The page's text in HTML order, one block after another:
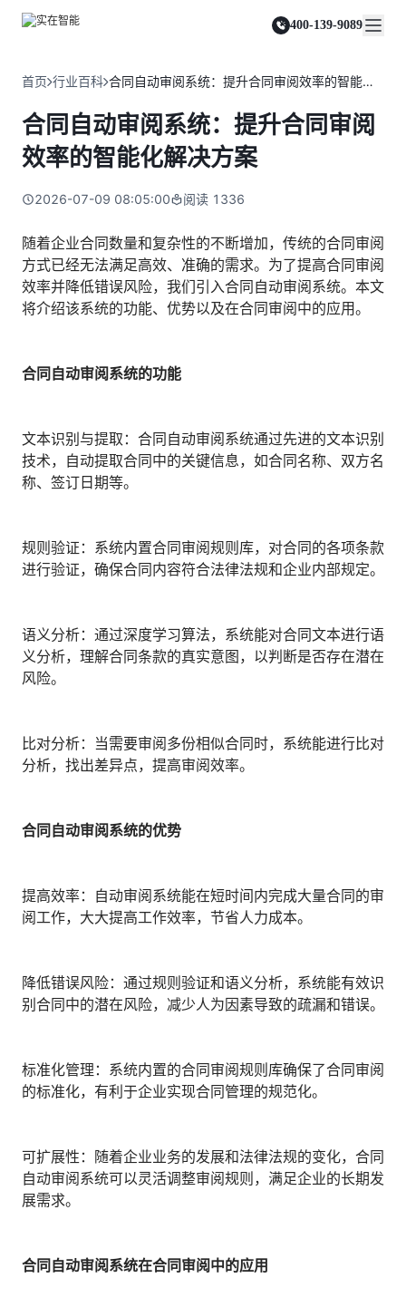
400-139-9089
人人都会用的智能体
智能文档审阅平台
实在 RPA 机器人
可靠的机器人终端
实在 RPA 控制器
强大的智能中枢
全面支持国产信创生态
实在取数宝
一键提数整合，洞察更高效
通信运营商
零售电商
跨境电商
能源及制造业
医药行业
更多行业客户
金融
运营商
客服坐席 | 自动跟单 | 系统运维 | 智能审核
店铺运营 | 私域运营 | 数据运营 | 仓储管理
统计税务 | 行政审批 | 基层减负 | 优化营商
烟草
资质审核 | 合同审核 | 一项一卷 | 智慧人力
司法
人才培养 | 智能教具 | 智能实训 | 课程共创
财务
智能票据 | 自动报税 | 自动存单 | 智能审计
资源与支持
智能体市场
合作伙伴
客户支持
关于实在
媒体报道
视频动态
加入我们
首页 行业百科 合同自动审阅系统：提升合同审阅效率的智能化解决方案
合同自动审阅系统：提升合同审阅
效率的智能化解决方案
2026-07-09 08:05:00 阅读 1336
随着企业合同数量和复杂性的不断增加，传统的合同审阅
方式已经无法满足高效、准确的需求。为了提高合同审阅
效率并降低错误风险，我们引入合同自动审阅系统。本文
将介绍该系统的功能、优势以及在合同审阅中的应用。
合同自动审阅系统的功能
文本识别与提取：合同自动审阅系统通过先进的文本识别
技术，自动提取合同中的关键信息，如合同名称、双方名
称、签订日期等。
规则验证：系统内置合同审阅规则库，对合同的各项条款
进行验证，确保合同内容符合法律法规和企业内部规定。
语义分析：通过深度学习算法，系统能对合同文本进行语
义分析，理解合同条款的真实意图，以判断是否存在潜在
风险。
比对分析：当需要审阅多份相似合同时，系统能进行比对
分析，找出差异点，提高审阅效率。
合同自动审阅系统的优势
提高效率：自动审阅系统能在短时间内完成大量合同的审
阅工作，大大提高工作效率，节省人力成本。
降低错误风险：通过规则验证和语义分析，系统能有效识
别合同中的潜在风险，减少人为因素导致的疏漏和错误。
标准化管理：系统内置的合同审阅规则库确保了合同审阅
的标准化，有利于企业实现合同管理的规范化。
可扩展性：随着企业业务的发展和法律法规的变化，合同
自动审阅系统可以灵活调整审阅规则，满足企业的长期发
展需求。
合同自动审阅系统在合同审阅中的应用